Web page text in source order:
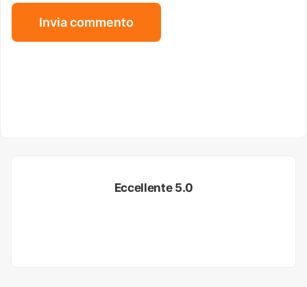
Eccellente 5.0